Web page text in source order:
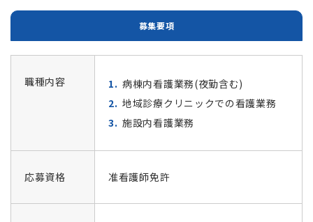
募集要項
職種内容
病棟内看護業務(夜勤含む)
地域診療クリニックでの看護業務
施設内看護業務
応募資格 准看護師免許